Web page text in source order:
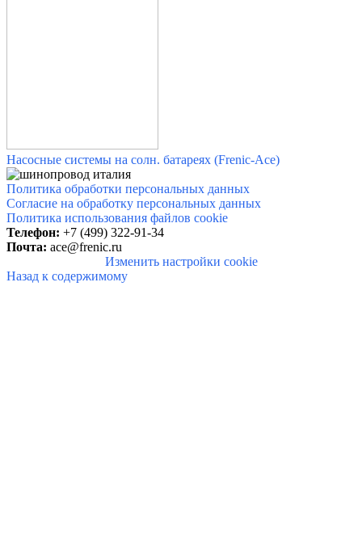
Насосные системы на солн. батареях (Frenic-Ace)
Политика обработки персональных данных
Согласие на обработку персональных данных
Политика использования файлов cookie
Телефон: +7 (499) 322-91-34
Почта: ace@frenic.ru
Изменить настройки cookie
Назад к содержимому